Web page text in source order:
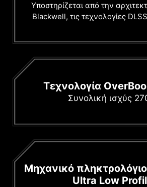
Υποστηρίζεται από την
Blackwell, τις τεχνολογίες
Τεχνολογία
Συνολική ισχύς
Μηχανικό
Ultra Low